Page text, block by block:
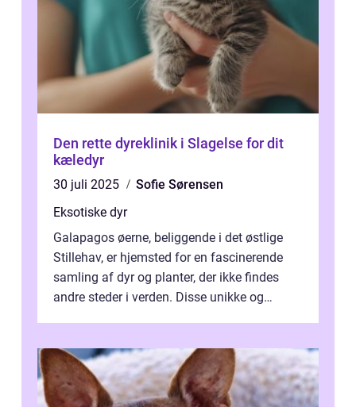
Den rette dyreklinik i Slagelse for dit
kæledyr
30 juli 2025
Sofie Sørensen
Eksotiske dyr
Galapagos øerne, beliggende i det østlige
Stillehav, er hjemsted for en fascinerende
samling af dyr og planter, der ikke findes
andre steder i verden. Disse unikke og